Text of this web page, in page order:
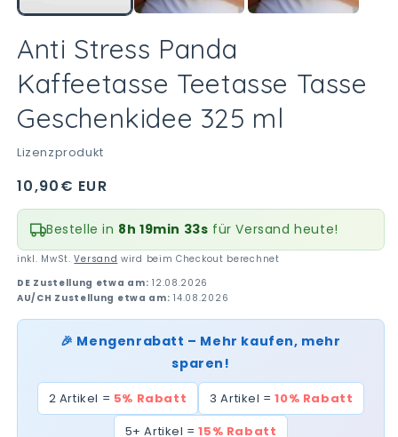
Anti Stress Panda
Kaffeetasse Teetasse Tasse
Geschenkidee 325 ml
Lizenzprodukt
Normaler
Preis
10,90€ EUR
Bestelle in 8h 19min 32s für Versand heute!
inkl. MwSt.Versand wird beim Checkout berechnet
DE Zustellung etwa am: 12.08.2026
AU/CH Zustellung etwa am: 14.08.2026
🎉 Mengenrabatt – Mehr kaufen, mehr
sparen!
2 Artikel = 5% Rabatt 3 Artikel =10% Rabatt
5+ Artikel =15% Rabatt